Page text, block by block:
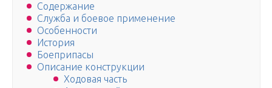
Содержание
Служба и боевое применение
Особенности
История
Боеприпасы
Описание конструкции
Ходовая часть